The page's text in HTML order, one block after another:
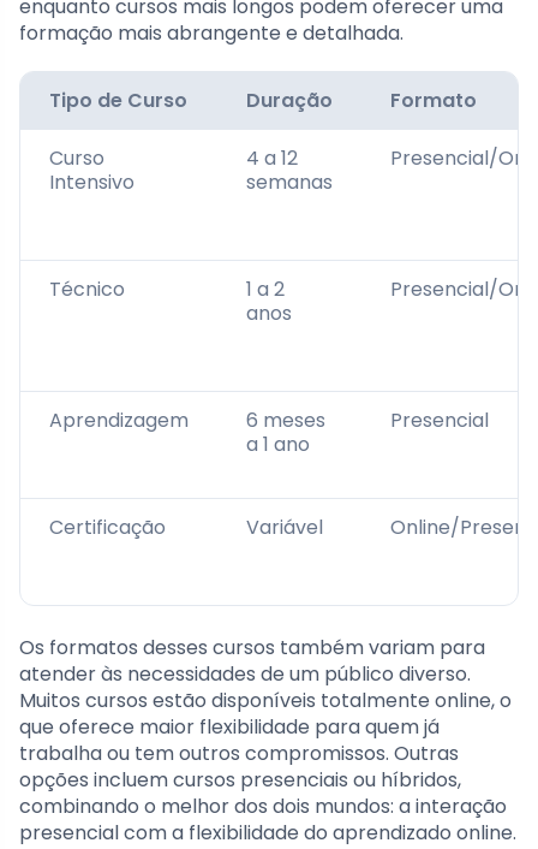
enquanto cursos mais longos podem oferecer uma
formação mais abrangente e detalhada.
Tipo de Curso Duração Formato
Curso
Intensivo
4 a 12
semanas
Presencial/
Técnico
1 a 2
anos
Presencial/
Aprendizagem
6 meses
a 1 ano
Presencial
Certificação Variável Online/
Os formatos desses cursos também variam para
atender às necessidades de um público diverso.
Muitos cursos estão disponíveis totalmente online, o
que oferece maior flexibilidade para quem já
trabalha ou tem outros compromissos. Outras
opções incluem cursos presenciais ou híbridos,
combinando o melhor dos dois mundos: a interação
presencial com a flexibilidade do aprendizado online.